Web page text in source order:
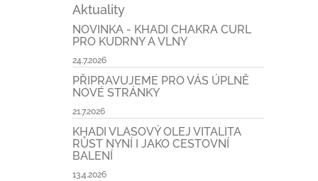
Aktuality
NOVINKA - KHADI CHAKRA CURL
PRO KUDRNY A VLNY
24.7.2026
PŘIPRAVUJEME PRO VÁS ÚPLNĚ
NOVÉ STRÁNKY
21.7.2026
KHADI VLASOVÝ OLEJ VITALITA
RŮST NYNÍ I JAKO CESTOVNÍ
BALENÍ
13.4.2026